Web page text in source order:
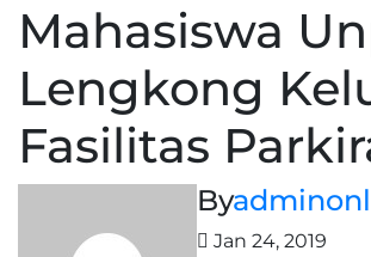
Mahasiswa
Lengkong
Fasilitas
By
Jan 24, 2019